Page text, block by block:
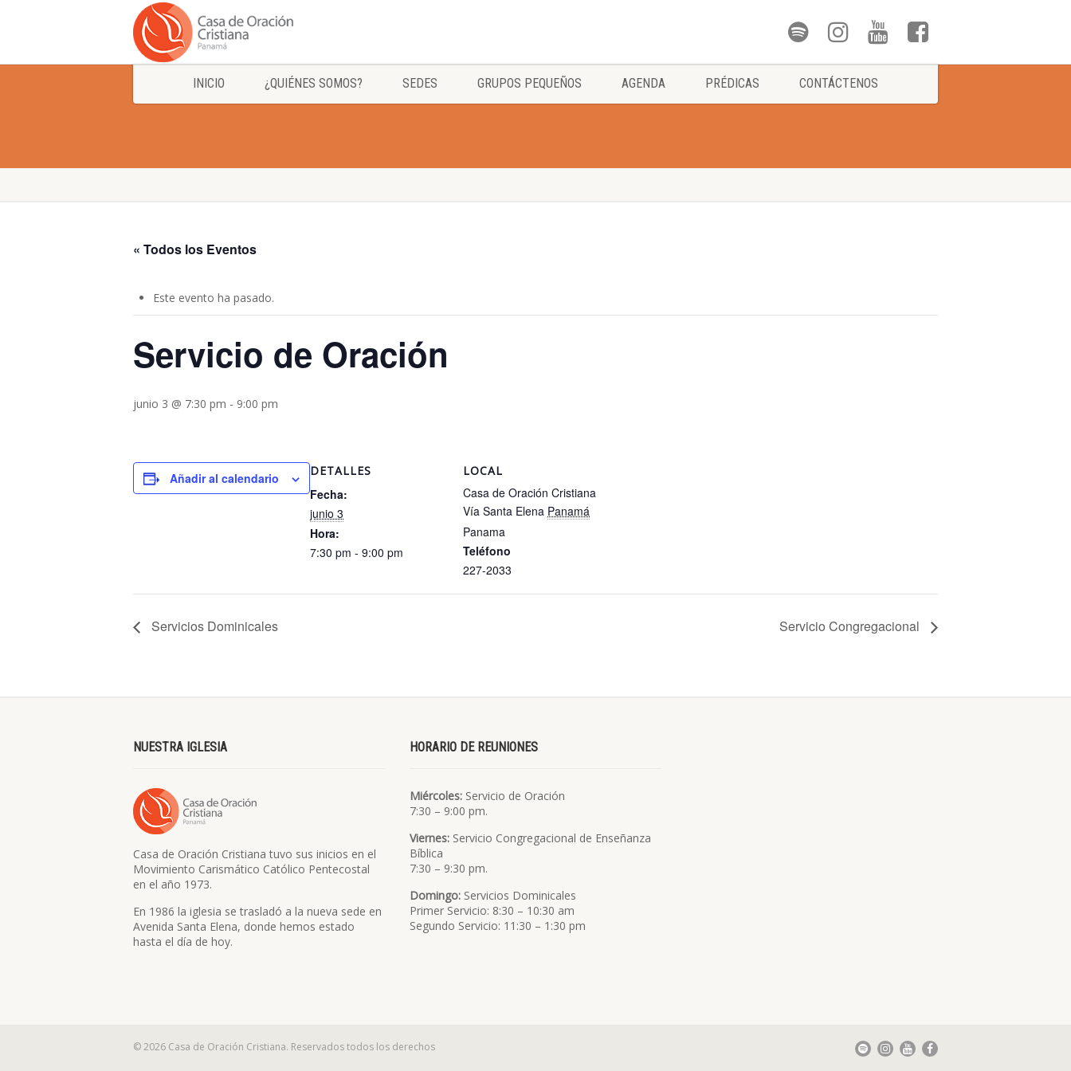
INICIO ¿QUIÉNES SOMOS? SEDES GRUPOS PEQUEÑOS AGENDA PRÉDICAS CONTÁCTENOS
« Todos los Eventos
Este evento ha pasado.
Servicio de Oración
junio 3 @ 7:30 pm - 9:00 pm
Añadir al calendario DETALLES
Fecha:
junio 3
Hora:
7:30 pm - 9:00 pm
LOCAL
Casa de Oración Cristiana
Vía Santa Elena Panamá
Panama
Teléfono
227-2033
Servicios Dominicales Servicio Congregacional
NUESTRA IGLESIA
Casa de Oración Cristiana tuvo sus inicios en el
Movimiento Carismático Católico Pentecostal
en el año 1973.
En 1986 la iglesia se trasladó a la nueva sede en
Avenida Santa Elena, donde hemos estado
hasta el día de hoy.
HORARIO DE REUNIONES
Miércoles:Servicio de Oración
7:30 – 9:00 pm.
Viernes:Servicio Congregacional de Enseñanza
Bíblica
7:30 – 9:30 pm.
Domingo:Servicios Dominicales
Primer Servicio: 8:30 – 10:30 am
Segundo Servicio: 11:30 – 1:30 pm
© 2026 Casa de Oración Cristiana. Reservados todos los derechos